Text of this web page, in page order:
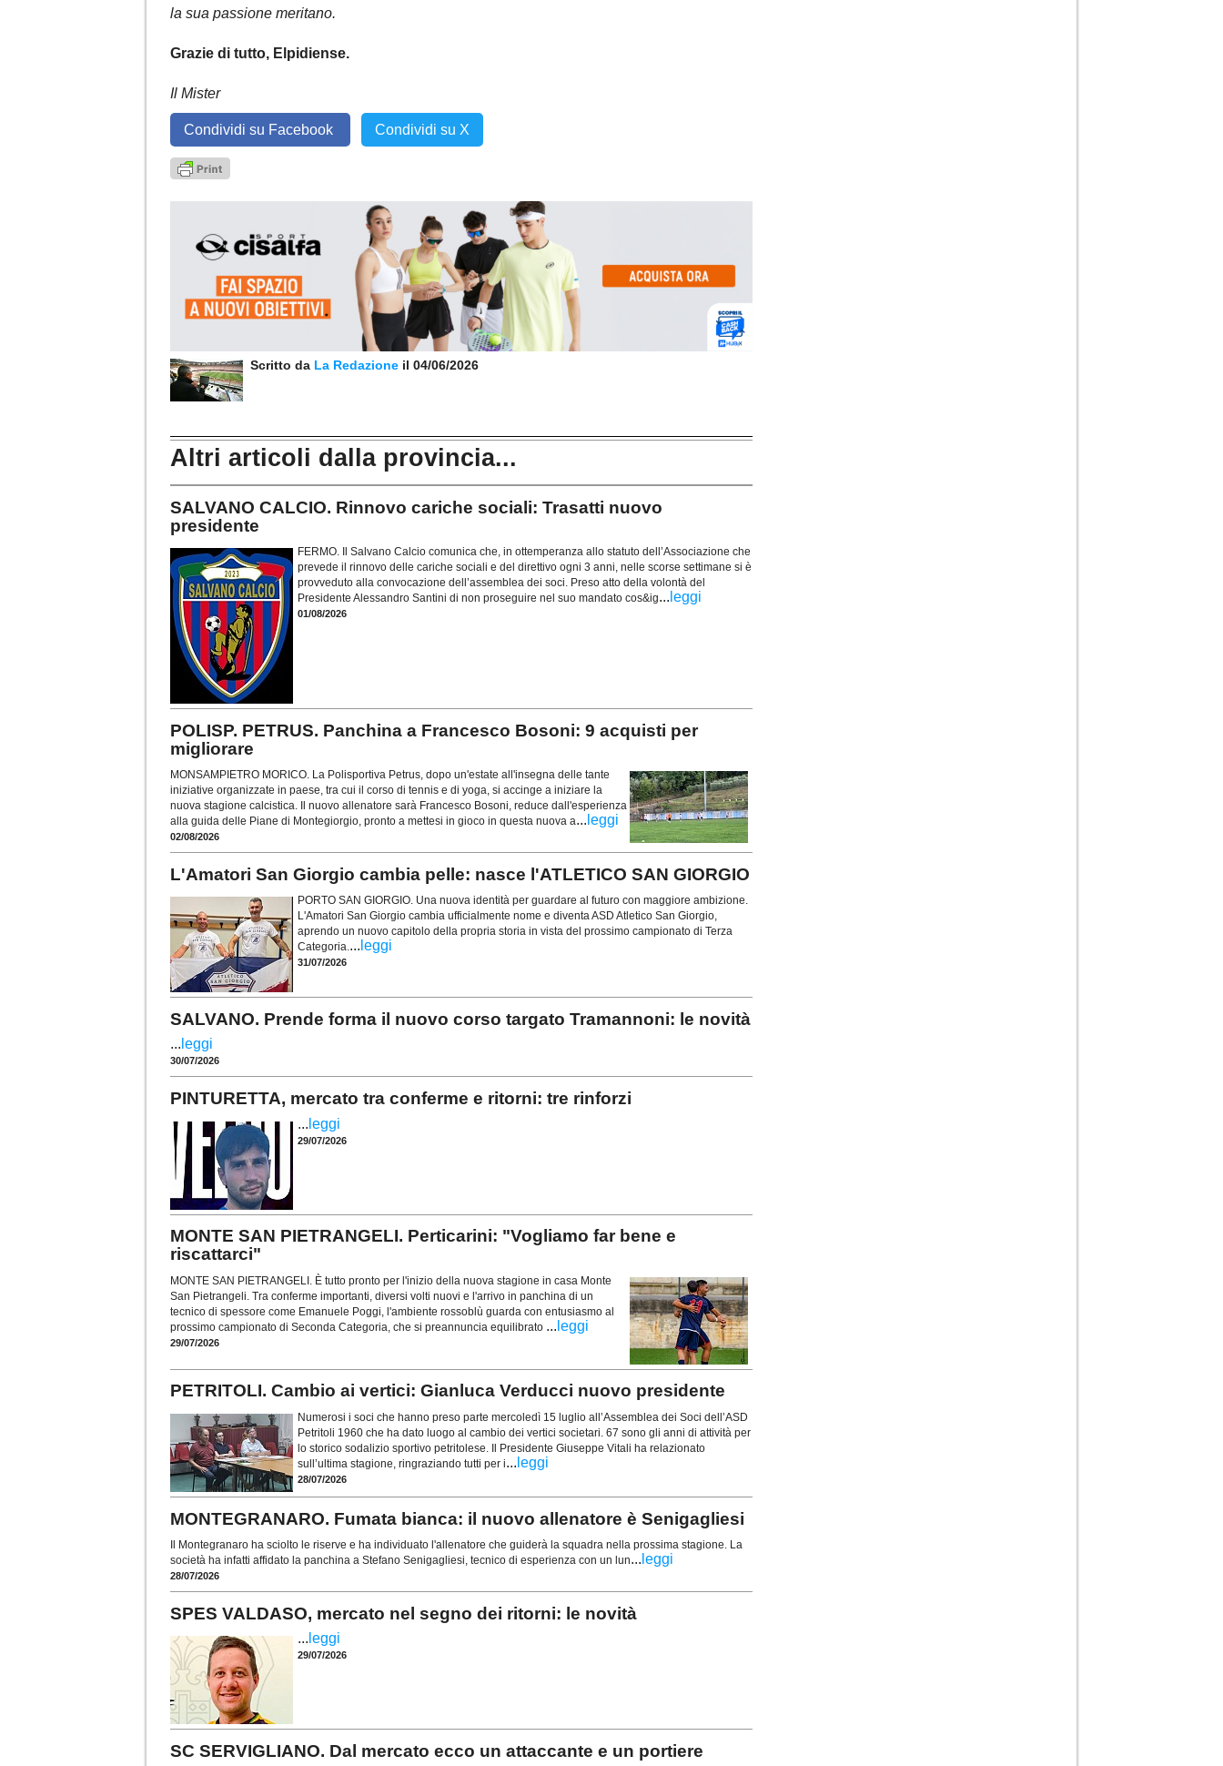
la sua passione meritano.
Grazie di tutto, Elpidiense.
Il Mister
Condividi su Facebook Condividi su X
Scritto da La Redazione il 04/06/2026
Altri articoli dalla provincia...
SALVANO CALCIO. Rinnovo cariche sociali: Trasatti nuovo
presidente
FERMO. Il Salvano Calcio comunica che, in ottemperanza allo statuto dell’Associazione che
prevede il rinnovo delle cariche sociali e del direttivo ogni 3 anni, nelle scorse settimane si è
provveduto alla convocazione dell’assemblea dei soci. Preso atto della volontà del
Presidente Alessandro Santini di non proseguire nel suo mandato cos&ig... leggi
01/08/2026
POLISP. PETRUS. Panchina a Francesco Bosoni: 9 acquisti per
migliorare
MONSAMPIETRO MORICO. La Polisportiva Petrus, dopo un'estate all'insegna delle tante
iniziative organizzate in paese, tra cui il corso di tennis e di yoga, si accinge a iniziare la
nuova stagione calcistica. Il nuovo allenatore sarà Francesco Bosoni, reduce dall'esperienza
alla guida delle Piane di Montegiorgio, pronto a mettesi in gioco in questa nuova a... leggi
02/08/2026
L'Amatori San Giorgio cambia pelle: nasce l'ATLETICO SAN GIORGIO
PORTO SAN GIORGIO. Una nuova identità per guardare al futuro con maggiore ambizione.
L'Amatori San Giorgio cambia ufficialmente nome e diventa ASD Atletico San Giorgio,
aprendo un nuovo capitolo della propria storia in vista del prossimo campionato di Terza
Categoria.... leggi
31/07/2026
SALVANO. Prende forma il nuovo corso targato Tramannoni: le novità
... leggi
30/07/2026
PINTURETTA, mercato tra conferme e ritorni: tre rinforzi
... leggi
29/07/2026
MONTE SAN PIETRANGELI. Perticarini: "Vogliamo far bene e
riscattarci"
MONTE SAN PIETRANGELI. È tutto pronto per l'inizio della nuova stagione in casa Monte
San Pietrangeli. Tra conferme importanti, diversi volti nuovi e l'arrivo in panchina di un
tecnico di spessore come Emanuele Poggi, l'ambiente rossoblù guarda con entusiasmo al
prossimo campionato di Seconda Categoria, che si preannuncia equilibrato ... leggi
29/07/2026
PETRITOLI. Cambio ai vertici: Gianluca Verducci nuovo presidente
Numerosi i soci che hanno preso parte mercoledì 15 luglio all’Assemblea dei Soci dell’ASD
Petritoli 1960 che ha dato luogo al cambio dei vertici societari. 67 sono gli anni di attività per
lo storico sodalizio sportivo petritolese. Il Presidente Giuseppe Vitali ha relazionato
sull’ultima stagione, ringraziando tutti per i... leggi
28/07/2026
MONTEGRANARO. Fumata bianca: il nuovo allenatore è Senigagliesi
Il Montegranaro ha sciolto le riserve e ha individuato l'allenatore che guiderà la squadra nella prossima stagione. La
società ha infatti affidato la panchina a Stefano Senigagliesi, tecnico di esperienza con un lun... leggi
28/07/2026
SPES VALDASO, mercato nel segno dei ritorni: le novità
... leggi
29/07/2026
SC SERVIGLIANO. Dal mercato ecco un attaccante e un portiere